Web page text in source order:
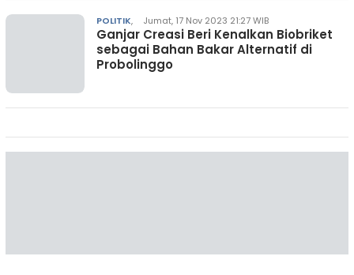
POLITIK, Jumat, 17 Nov 2023 21:27 WIB
Ganjar Creasi Beri Kenalkan Biobriket
sebagai Bahan Bakar Alternatif di
Probolinggo